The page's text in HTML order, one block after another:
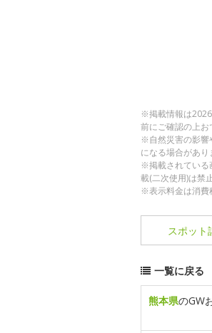
※掲載情報は
前にご確認の上お
※自然災害の影響
になる場合があり
※掲載されている
載(二次使用)は禁
※表示料金は消費
スポット
一覧に戻る
熊本県のGW